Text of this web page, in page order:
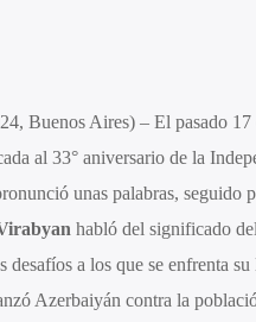
Buenos Aires) – El pasado
al 33° aniversario de la
unas palabras, seguido
habló del significado
desafíos a los que se enfrenta
Azerbaiyán contra la